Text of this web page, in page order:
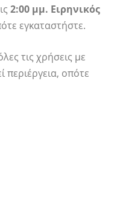
2:00 μμ. Ειρηνικός
εγκαταστήστε.
τις χρήσεις με
περιέργεια, οπότε